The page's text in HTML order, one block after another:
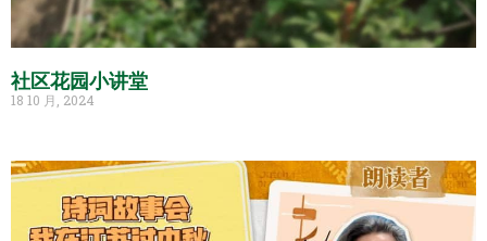
社区花园小讲堂
18 10 月, 2024